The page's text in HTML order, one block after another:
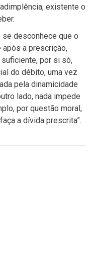
existente o
se desconhece que o
a prescrição,
por si só,
do débito, uma vez
pela dinamicidade
lado, nada impede
por questão moral,
a dívida prescrita”.